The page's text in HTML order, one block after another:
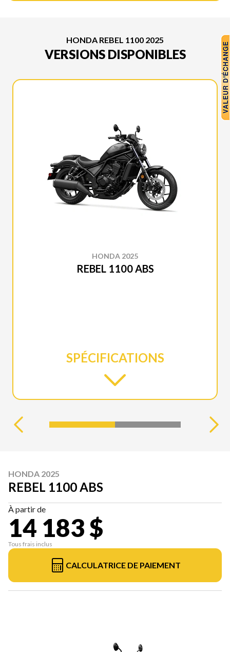
HONDA REBEL 1100 2025
VERSIONS DISPONIBLES
HONDA 2025
REBEL 1100 ABS
SPÉCIFICATIONS
HONDA 2025
REBEL 1100 ABS
À partir de
14 183 $
Tous frais inclus
CALCULATRICE DE PAIEMENT